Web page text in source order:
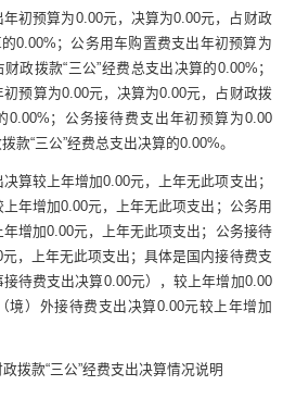
年初预算为0.00元，决算为0.00元，占财政
0.00% ；公务用车购置费支出年初预算为
财政拨款“三公”经费 总支出决算的0.00% ；
初预算为0.00元，决算为0.00元，占财政拨
0.00% ； 公务接待费支出年初预算为0.00
款“三公”经费总支出决算的0.00%。
决算较上年增加0.00元，
上年无此项支出；
上年增加0.00元，
上年无此项支出；公务用
年增加0.00元，
上年无此项支出；公务接待
元，
上年无此项支出；具体是国内接待费支
待费支出决算0.00元），较上年增加0.00
境）外接待费支出决算0.00元较上年增加
政拨款“三公”经费支出决算情况说明